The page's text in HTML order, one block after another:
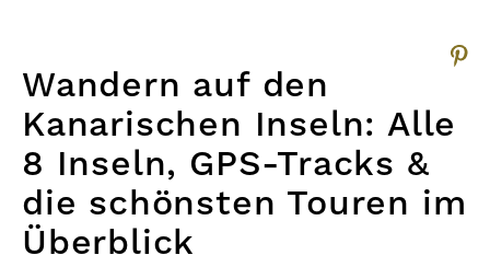
Wandern auf den
Kanarischen Inseln: Alle
8 Inseln, GPS-Tracks &
die schönsten Touren im
Überblick